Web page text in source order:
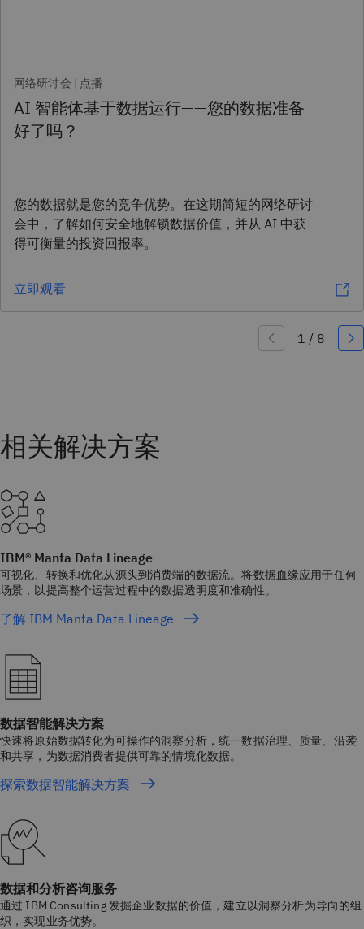
网络研讨会 | 点播
AI 智能体基于数据运行——您的数据准备
好了吗？
您的数据就是您的竞争优势。在这期简短的网络研讨
会中，了解如何安全地解锁数据价值，并从 AI 中获
得可衡量的投资回报率。
立即观看
IBM® Manta Data Lineage
可视化、转换和优化从源头到消费端的数据流。将数据血缘应用于任何
场景，以提高整个运营过程中的数据透明度和准确性。
了解 IBM Manta Data Lineage
数据智能解决方案
快速将原始数据转化为可操作的洞察分析，统一数据治理、质量、沿袭
和共享，为数据消费者提供可靠的情境化数据。
探索数据智能解决方案
数据和分析咨询服务
通过 IBM Consulting 发掘企业数据的价值，建立以洞察分析为导向的组
织，实现业务优势。